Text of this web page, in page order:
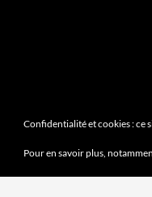
Confidentialité et cookies : ce
Pour en savoir plus,